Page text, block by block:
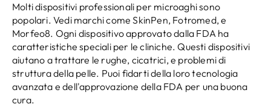
Molti dispositivi professionali per microaghi sono
popolari. Vedi marchi come SkinPen, Fotromed, e
Morfeo8. Ogni dispositivo approvato dalla FDA ha
caratteristiche speciali per le cliniche. Questi dispositivi
aiutano a trattare le rughe, cicatrici, e problemi di
struttura della pelle. Puoi fidarti della loro tecnologia
avanzata e dell'approvazione della FDA per una buona
cura.